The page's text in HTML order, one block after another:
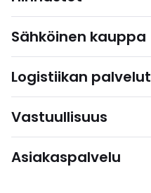
Sähköinen kauppa
Logistiikan palvelut
Vastuullisuus
Asiakaspalvelu